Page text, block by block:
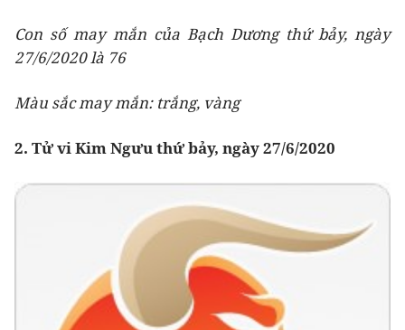
Con số may mắn của Bạch Dương thứ bảy, ngày
27/6/2020 là 76
Màu sắc may mắn: trắng, vàng
2. Tử vi Kim Ngưu thứ bảy, ngày 27/6/2020